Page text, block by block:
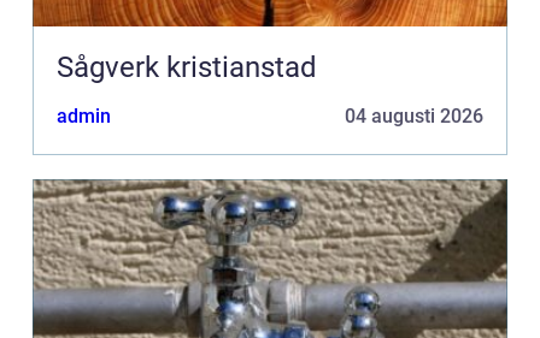
Sågverk kristianstad
admin 04 augusti 2026